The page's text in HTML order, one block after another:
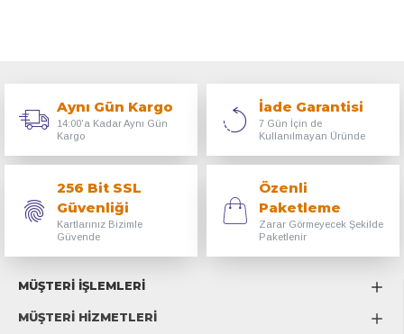
Aynı Gün Kargo
14:00'a Kadar Aynı Gün
Kargo
İade Garantisi
7 Gün İçin de
Kullanılmayan Üründe
256 Bit SSL
Güvenliği
Kartlarınız Bizimle
Güvende
Özenli
Paketleme
Zarar Görmeyecek Şekilde
Paketlenir
MÜŞTERİ İŞLEMLERİ
MÜŞTERİ HİZMETLERİ